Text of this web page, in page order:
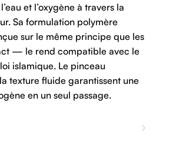
et l’oxygène à travers la
Sa formulation polymère
sur le même principe que les
— le rend compatible avec le
islamique. Le pinceau
texture fluide garantissent une
en un seul passage.